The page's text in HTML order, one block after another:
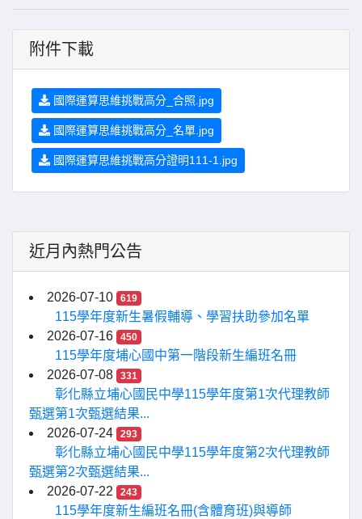
附件下載
國際運算思維挑戰高分_合照.jpg
國際運算思維挑戰高分_名單.jpg
國際運算思維挑戰高分證明111-1.jpg
近月內熱門公告
2026-07-10 619
115學年度新生暑假輔導、學習扶助參加名單
2026-07-16
450
115學年度埔心國中第一階段新生編班名冊
2026-07-08
331
彰化縣立埔心國民中學115學年度第1次代理教師
甄選第1次甄選結果...
2026-07-24
293
彰化縣立埔心國民中學115學年度第2次代理教師
甄選第2次甄選結果...
2026-07-22
243
115學年度新生編班名冊(含體育班)與導師